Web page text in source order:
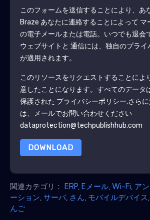
このフォームを送信することにより、あ
Braze あなたに連絡することによって マ
の電子メールまたは電話。いつでも退会
ウェブサイトと 通信には、独自のプライ
が適用されます。
このリソースをリクエストすることによ
意したことになります。すべてのデータ
保護された プライバシーポリシー.さら
は、メールでお問い合わせください
dataprotection@techpublishhub.com
DOWNLOAD
関連カテゴリ： ERP Eメール Wi-Fi ア
ーション サーバ, さん モバイルデバイス
んご